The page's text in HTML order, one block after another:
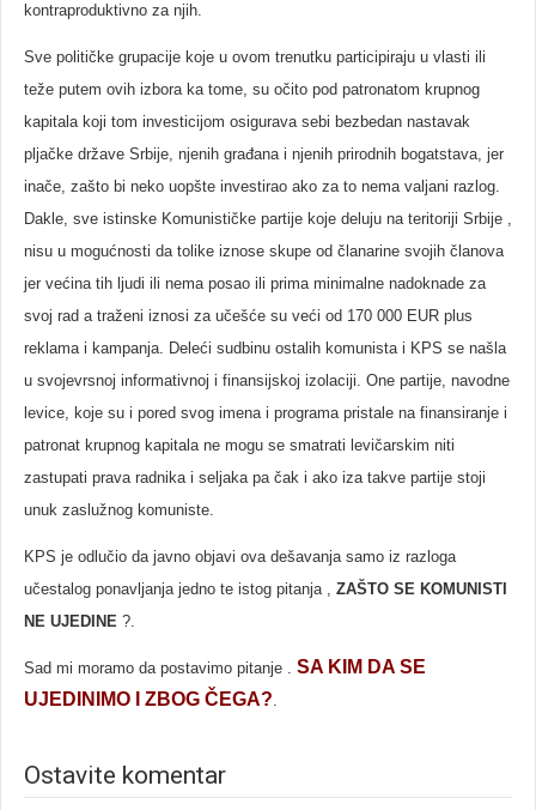
kontraproduktivno za njih.
Sve političke grupacije koje u ovom trenutku participiraju u vlasti ili
teže putem ovih izbora ka tome, su očito pod patronatom krupnog
kapitala koji tom investicijom osigurava sebi bezbedan nastavak
pljačke države Srbije, njenih građana i njenih prirodnih bogatstava, jer
inače, zašto bi neko uopšte investirao ako za to nema valjani razlog.
Dakle, sve istinske Komunističke partije koje deluju na teritoriji Srbije ,
nisu u mogućnosti da tolike iznose skupe od članarine svojih članova
jer većina tih ljudi ili nema posao ili prima minimalne nadoknade za
svoj rad a traženi iznosi za učešće su veći od 170 000 EUR plus
reklama i kampanja. Deleći sudbinu ostalih komunista i KPS se našla
u svojevrsnoj informativnoj i finansijskoj izolaciji. One partije, navodne
levice, koje su i pored svog imena i programa pristale na finansiranje i
patronat krupnog kapitala ne mogu se smatrati levičarskim niti
zastupati prava radnika i seljaka pa čak i ako iza takve partije stoji
unuk zaslužnog komuniste.
KPS je odlučio da javno objavi ova dešavanja samo iz razloga
učestalog ponavljanja jedno te istog pitanja , ZAŠTO SE KOMUNISTI
NE UJEDINE ?.
Sad mi moramo da postavimo pitanje . SA KIM DA SE
UJEDINIMO I ZBOG ČEGA?.
Ostavite komentar